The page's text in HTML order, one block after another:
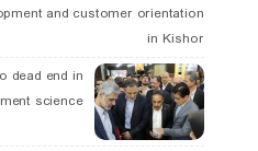
and customer orientation
in Kishor
dead end in
science